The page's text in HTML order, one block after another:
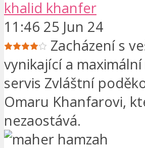
khalid khanfer
11:46 25 Jun 24
Zacházení s
vynikající a
servis Zvláštní
Omaru Khanfarovi,
nezaostává.